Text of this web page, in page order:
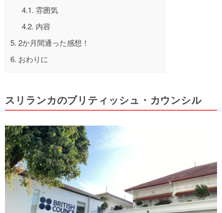
4.1. 雰囲気
4.2. 内容
5. 2か月間通った感想！
6. おわりに
スリランカのブリティッシュ・カウンシル